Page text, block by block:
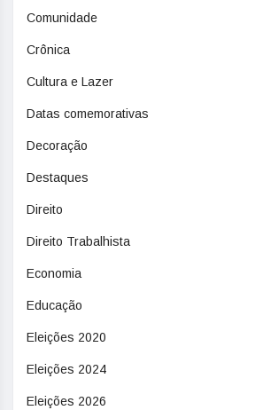
Comunidade
Crônica
Cultura e Lazer
Datas comemorativas
Decoração
Destaques
Direito
Direito Trabalhista
Economia
Educação
Eleições 2020
Eleições 2024
Eleições 2026